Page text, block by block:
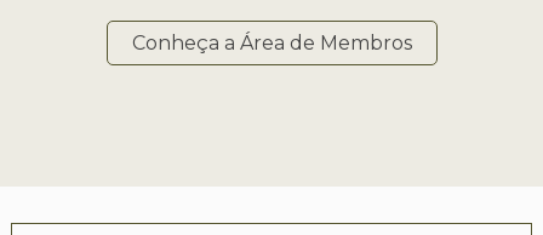
Conheça a Área de Membros